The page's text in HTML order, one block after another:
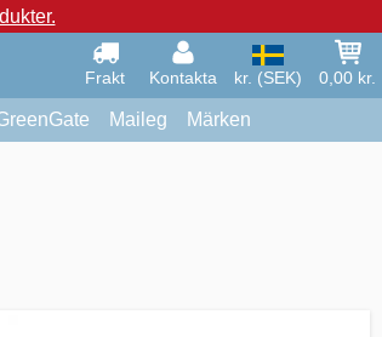
Frakt Kontakta kr. (SEK) 0,00 kr.
Maileg Märken